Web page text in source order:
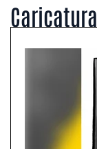
Caricatura